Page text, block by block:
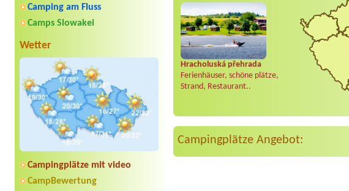
Camping am Fluss
Camps Slowakei
Wetter
Campingplätze mit video
CampBewertung
Hracholuská přehrada
Ferienhäuser, schöne plätze,
Strand, Restaurant..
Campingplätze Angebot: